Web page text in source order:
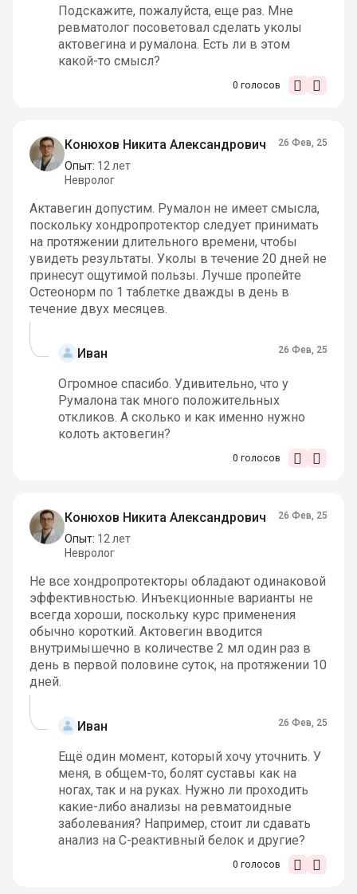
Подскажите, пожалуйста, еще раз. Мне
ревматолог посоветовал сделать уколы
актовегина и румалона. Есть ли в этом
какой-то смысл?
0 голосов
Конюхов Никита Александрович
Опыт: 12 лет
Невролог
26 Фев, 25
Актавегин допустим. Румалон не имеет смысла,
поскольку хондропротектор следует принимать
на протяжении длительного времени, чтобы
увидеть результаты. Уколы в течение 20 дней не
принесут ощутимой пользы. Лучше пропейте
Остеонорм по 1 таблетке дважды в день в
течение двух месяцев.
Иван 26 Фев, 25
Огромное спасибо. Удивительно, что у
Румалона так много положительных
откликов. А сколько и как именно нужно
колоть актовегин?
0 голосов
Конюхов Никита Александрович
Опыт: 12 лет
Невролог
26 Фев, 25
Не все хондропротекторы обладают одинаковой
эффективностью. Инъекционные варианты не
всегда хороши, поскольку курс применения
обычно короткий. Актовегин вводится
внутримышечно в количестве 2 мл один раз в
день в первой половине суток, на протяжении 10
дней.
Иван 26 Фев, 25
Ещё один момент, который хочу уточнить. У
меня, в общем-то, болят суставы как на
ногах, так и на руках. Нужно ли проходить
какие-либо анализы на ревматоидные
заболевания? Например, стоит ли сдавать
анализ на С-реактивный белок и другие?
0 голосов